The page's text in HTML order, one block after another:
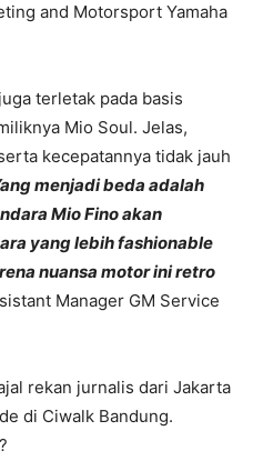
and Motorsport Yamaha
terletak pada basis
Mio Soul. Jelas,
kecepatannya tidak jauh
menjadi beda adalah
Mio Fino akan
yang lebih fashionable
nuansa motor ini retro
Manager GM Service
rekan jurnalis dari Jakarta
di Ciwalk Bandung.